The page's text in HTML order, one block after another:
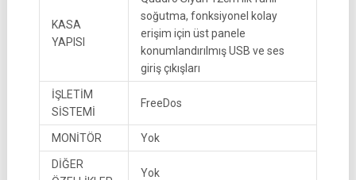
KASA
YAPISI
soğutma, fonksiyonel kolay
erişim için üst panele
konumlandırılmış USB ve ses
giriş çıkışları
İŞLETİM
SİSTEMİ
FreeDos
MONİTÖR Yok
DİĞER
Yok